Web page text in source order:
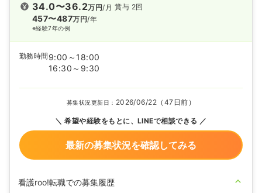
34.0〜36.2万円/月
457〜487万円/年
※経験7年の例
賞与 2回
勤務時間 9:00～18:00
16:30～9:30
募集状況更新日： 2026/06/22（47日前）
希望や経験をもとに、LINEで相談できる
最新の募集状況を確認してみる
看護roo!転職での募集履歴